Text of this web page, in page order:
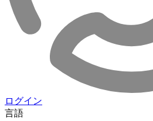
ログイン
言語